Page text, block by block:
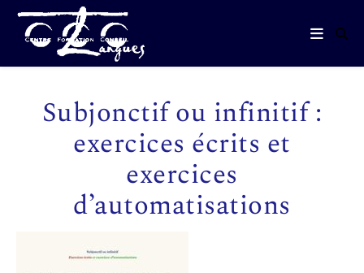
Subjonctif ou infinitif :
exercices écrits et
exercices
d’automatisations